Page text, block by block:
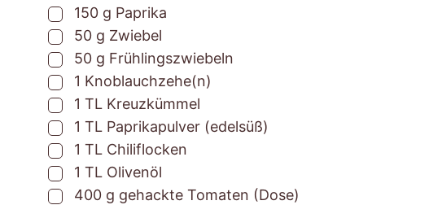
▢
150 g Paprika
▢
50 g Zwiebel
▢
50 g Frühlingszwiebeln
▢
1 Knoblauchzehe(n)
▢
1 TL Kreuzkümmel
▢
1 TL Paprikapulver (edelsüß)
▢
1 TL Chiliflocken
▢
1 TL Olivenöl
▢
400 g gehackte Tomaten (Dose)